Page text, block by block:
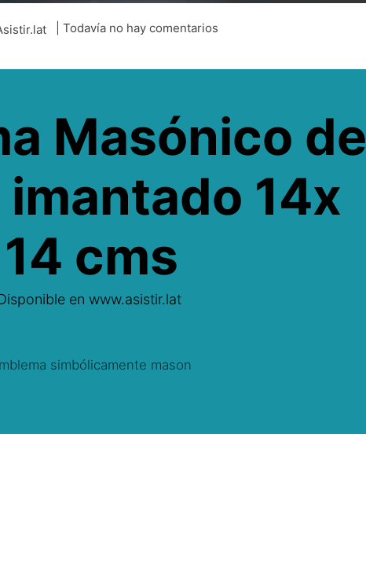
| Todavía no hay comentarios
Masónico de
14x
14 cms
en www.asistir.lat
simbólicamente mason